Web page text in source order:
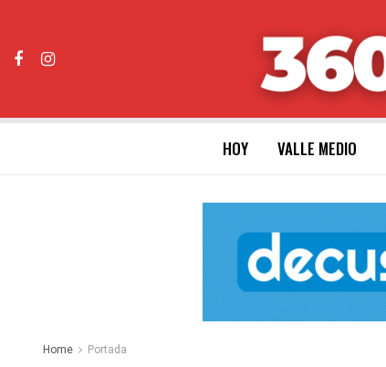
HOY VALLE MEDIO
Home Portada